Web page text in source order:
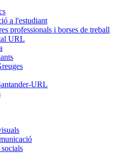
a l'estudiant
professionals i borses de treball
URL
URL